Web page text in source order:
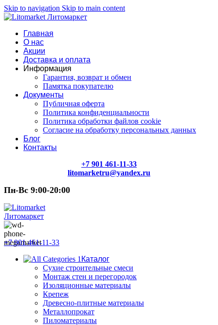
Skip to navigation Skip to main content
Главная
О нас
Акции
Доставка и оплата
Информация
Гарантия, возврат и обмен
Памятка покупателю
Документы
Публичная оферта
Политика конфиденциальности
Политика обработки файлов cookie
Согласие на обработку персональных данных
Блог
Контакты
+7 901 461-11-33
litomarketru@yandex.ru
Пн-Вс 9:00-20:00
+7 901 461-11-33
Каталог
Сухие строительные смеси
Монтаж стен и перегородок
Изоляционные материалы
Крепеж
Древесно-плитные материалы
Металлопрокат
Пиломатериалы